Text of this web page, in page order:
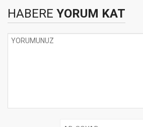
HABERE YORUM KAT